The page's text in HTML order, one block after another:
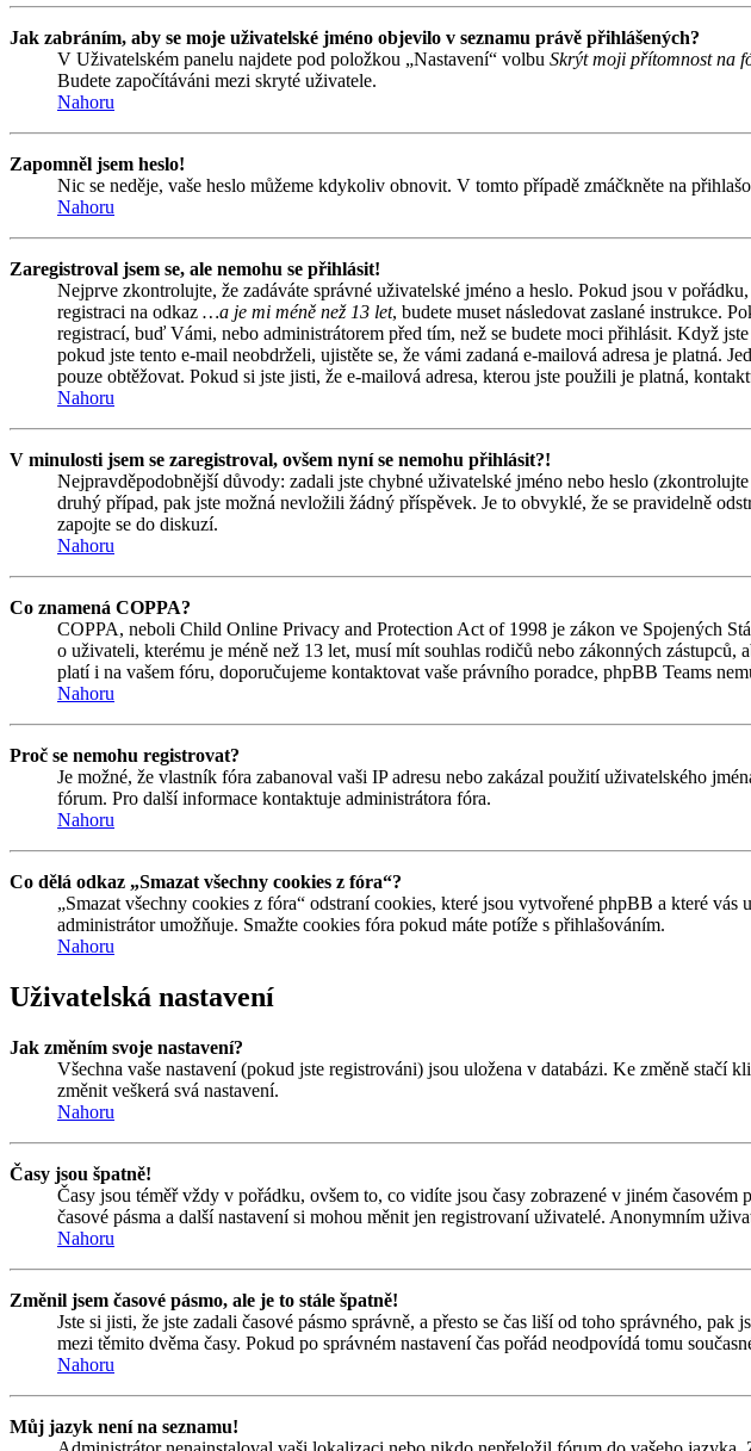
Jak zabráním, aby se moje uživatelské jméno objevilo v seznamu právě přihlášených?
V Uživatelském panelu najdete pod položkou „Nastavení“ volbu Skrýt moji přítomnost na
Budete započítáváni mezi skryté uživatele.
Nahoru
Zapomněl jsem heslo!
Nic se neděje, vaše heslo můžeme kdykoliv obnovit. V tomto případě zmáčkněte na
Nahoru
Zaregistroval jsem se, ale nemohu se přihlásit!
Nejprve zkontrolujte, že zadáváte správné uživatelské jméno a heslo. Pokud jsou v
registraci na odkaz …a je mi méně než 13 let, budete muset následovat zaslané instrukce.
registrací, buď Vámi, nebo administrátorem před tím, než se budete moci přihlásit. Když
pokud jste tento e-mail neobdrželi, ujistěte se, že vámi zadaná e-mailová adresa je platná.
pouze obtěžovat. Pokud si jste jisti, že e-mailová adresa, kterou jste použili je platná,
Nahoru
V minulosti jsem se zaregistroval, ovšem nyní se nemohu přihlásit?!
Nejpravděpodobnější důvody: zadali jste chybné uživatelské jméno nebo heslo
druhý případ, pak jste možná nevložili žádný příspěvek. Je to obvyklé, že se pravidelně
zapojte se do diskuzí.
Nahoru
Co znamená COPPA?
COPPA, neboli Child Online Privacy and Protection Act of 1998 je zákon ve Spojených
o uživateli, kterému je méně než 13 let, musí mít souhlas rodičů nebo zákonných
platí i na vašem fóru, doporučujeme kontaktovat vaše právního poradce, phpBB Teams
Nahoru
Proč se nemohu registrovat?
Je možné, že vlastník fóra zabanoval vaši IP adresu nebo zakázal použití uživatelského
fórum. Pro další informace kontaktuje administrátora fóra.
Nahoru
Co dělá odkaz „Smazat všechny cookies z fóra“?
„Smazat všechny cookies z fóra“ odstraní cookies, které jsou vytvořené phpBB a které
administrátor umožňuje. Smažte cookies fóra pokud máte potíže s přihlašováním.
Nahoru
Uživatelská nastavení
Jak změním svoje nastavení?
Všechna vaše nastavení (pokud jste registrováni) jsou uložena v databázi. Ke změně stačí
změnit veškerá svá nastavení.
Nahoru
Časy jsou špatně!
Časy jsou téměř vždy v pořádku, ovšem to, co vidíte jsou časy zobrazené v jiném
časové pásma a další nastavení si mohou měnit jen registrovaní uživatelé. Anonymním
Nahoru
Změnil jsem časové pásmo, ale je to stále špatně!
Jste si jisti, že jste zadali časové pásmo správně, a přesto se čas liší od toho správného,
mezi těmito dvěma časy. Pokud po správném nastavení čas pořád neodpovídá tomu
Nahoru
Můj jazyk není na seznamu!